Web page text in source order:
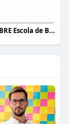
ESBRE Escola de Bares e Restaurantes